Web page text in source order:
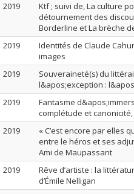
2019
Ktf ; suivi de, La culture
détournement des
Borderline et La brèche
2019
Identités de Claude
images
2019
Souveraineté(s) du
l&apos;exception :
2019
Fantasme
complétude et
2019
« C’est encore par elles
entre le héros et ses
Ami de Maupassant
2019
Rêve d’artiste : la
d’Émile Nelligan